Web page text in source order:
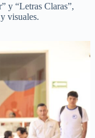
y “Letras Claras”,
visuales.